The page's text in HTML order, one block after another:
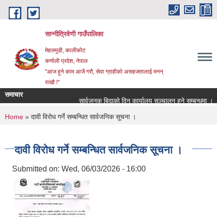
Skip to main content
सान्नीत्रिवेणी गाउँपालिका
मेहलमुडी, कालीकोट
कर्णाली प्रदेश, नेपाल
"आज हुने काम आजै गरौ, सेवा ग्राहीको असहजतालाई मनन्
राखौ !"
समाचार
सार्वजनुक बिदाको दिन कार्यालय सञ्चालन हुने सम्बन्धमा ।
You are here
Home » दावी विरोध गर्ने सम्बन्धित सार्वजनिक सूचना ।
दावी विरोध गर्ने सम्बन्धित सार्वजनिक सूचना ।
Submitted on: Wed, 06/03/2026 - 16:00